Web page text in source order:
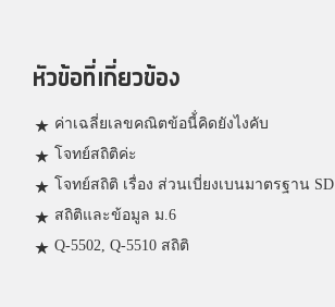
หัวข้อที่เกี่ยวข้อง
ค่าเฉลี่ยเลขคณิตข้อนี้่คิดยังไงคับ
โจทย์สถิติค่ะ
โจทย์สถิติ เรื่อง ส่วนเบี่ยงเบนมาตรฐาน SD
สถิติและข้อมูล ม.6
Q-5502, Q-5510 สถิติ